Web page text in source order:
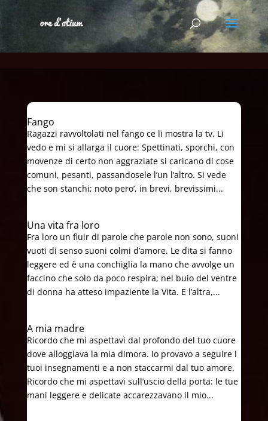
Fango
Ragazzi ravvoltolati nel fango ce li mostra la tv. Li
vedo e mi si allarga il cuore: Spettinati, sporchi, con
movenze di certo non aggraziate si caricano di cose
comuni, pesanti, passandosele l’un l’altro. Si vede
che son stanchi; noto pero’, in brevi, brevissimi...
Una vita fra loro
Fra loro un fluir di parole che parole non sono, suoni
vuoti di senso suoni colmi d’amore. Le dita si fanno
leggere ed è una conchiglia la mano che avvolge un
faccino che solo da poco respira; nel buio del ventre
di donna ha atteso impaziente la Vita. E l’altra,...
A mia madre
Ricordo che mi aspettavi dal profondo del tuo cuore
dove alloggiava la mia dimora. Io provavo a seguire i
tuoi insegnamenti e a non staccarmi dal tuo amore.
Ricordo che mi aspettavi sull’uscio della porta: le tue
mani leggere e delicate accarezzavano il mio...